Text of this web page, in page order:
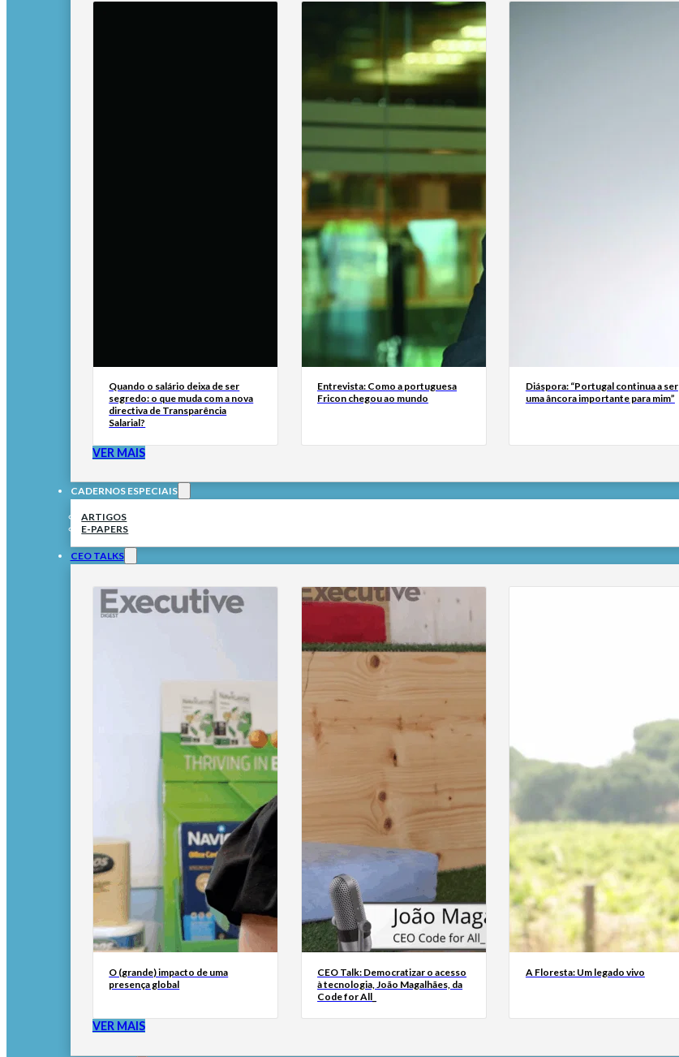
Quando o salário deixa de ser
segredo: o que muda com a nova
directiva de Transparência
Salarial?
Entrevista: Como a portuguesa
Fricon chegou ao mundo
Diáspora: “Portugal continua a ser
uma âncora importante para mim”
VER MAIS
CADERNOS ESPECIAIS
ARTIGOS
E-PAPERS
CEO TALKS
O (grande) impacto de uma
presença global
CEO Talk: Democratizar o acesso
à tecnologia, João Magalhães, da
Code for All_
A Floresta: Um legado vivo
VER MAIS